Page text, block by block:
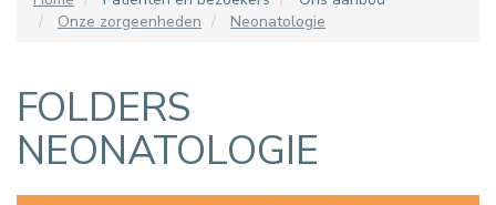
Onze zorgeenheden
Neonatologie
FOLDERS
NEONATOLOGIE